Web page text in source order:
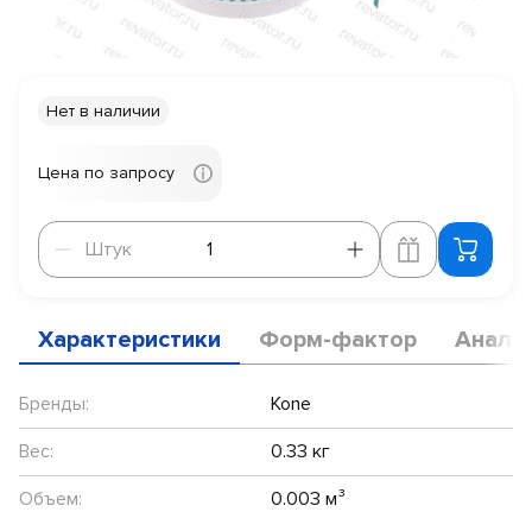
Нет в наличии
Цена по запросу
Штук
Штук
Характеристики Форм-фактор
Бренды:
Kone
Вес:
0.33 кг
Объем:
0.003 м³